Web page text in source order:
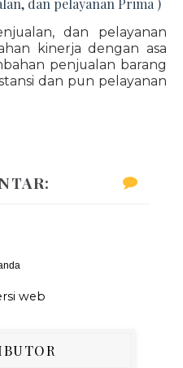
dan pelayanan Prima )
dan pelayanan
kinerja dengan asa
penjualan barang
dan pun pelayanan
web